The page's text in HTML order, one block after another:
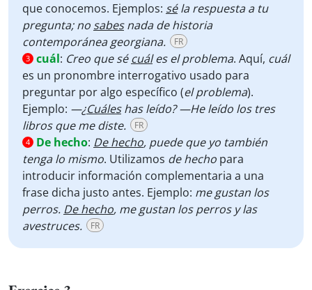
que conocemos. Ejemplos: séla respuesta a tu
pregunta; no sabesnada de historia
contemporánea georgiana.
FR
3 cuál: Creo que sécuáles el problema. Aquí, cuál
es un pronombre interrogativo usado para
preguntar por algo específico (el problema).
Ejemplo: —¿Cuáleshas leído? —He leído los tres
libros que me diste.
FR
4 De hecho: De hecho, puede que yo también
tenga lo mismo. Utilizamos de hecho para
introducir información complementaria a una
frase dicha justo antes. Ejemplo: me gustan los
perros. De hecho, me gustan los perros y las
avestruces.
FR